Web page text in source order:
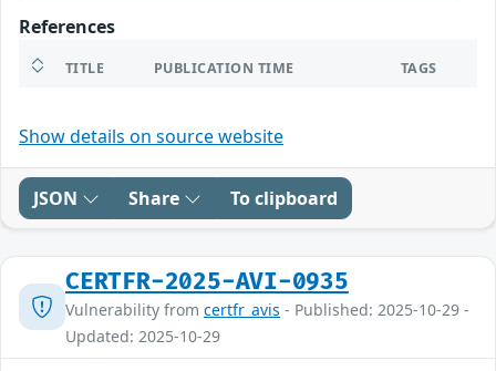
References
TITLE PUBLICATION TIME TAGS
Show details on source website
JSON Share To clipboard
CERTFR-2025-AVI-0935
Vulnerability from certfr_avis - Published: 2025-10-29 -
Updated: 2025-10-29